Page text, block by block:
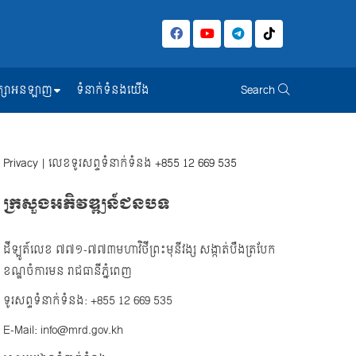
សាអនឡាញ ទំនាក់ទំនងយើង Search
Privacy | លេខទូរសព្ទទំនាក់ទំនង +855 12 669 535
ក្រសួងអភិវឌ្ឍន៍ជនបទ
ដីឡូត៍លេខ ៧៧១-៧៧៣មហាវិថីព្រះមុនីវង្ស សង្កាត់បឹងត្របែក
ខណ្ឌចំការមន រាជធានីភ្នំពេញ
ទូរសព្ទទំនាក់ទំនង: +855 12 669 535
E-Mail: info@mrd.gov.kh